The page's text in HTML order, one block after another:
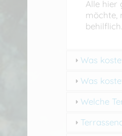
Alle hier
möchte,
Was
Was
Welche